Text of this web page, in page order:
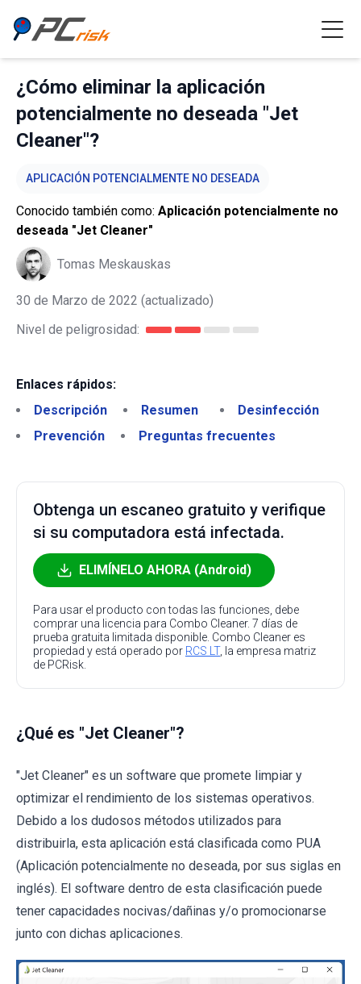
¿Cómo eliminar la aplicación
potencialmente no deseada "Jet
Cleaner"?
APLICACIÓN POTENCIALMENTE NO DESEADA
Conocido también como: Aplicación potencialmente no
deseada "Jet Cleaner"
Tomas Meskauskas
30 de Marzo de 2022 (actualizado)
Nivel de peligrosidad:
Enlaces rápidos:
Descripción
Resumen
Desinfección
Prevención
Preguntas frecuentes
Obtenga un escaneo gratuito y verifique
si su computadora está infectada.
ELIMÍNELO AHORA (Android)
Para usar el producto con todas las funciones, debe
comprar una licencia para Combo Cleaner. 7 días de
prueba gratuita limitada disponible. Combo Cleaner es
propiedad y está operado por RCS LT, la empresa matriz
de PCRisk.
¿Qué es "Jet Cleaner"?
"Jet Cleaner" es un software que promete limpiar y
optimizar el rendimiento de los sistemas operativos.
Debido a los dudosos métodos utilizados para
distribuirla, esta aplicación está clasificada como PUA
(Aplicación potencialmente no deseada, por sus siglas en
inglés). El software dentro de esta clasificación puede
tener capacidades nocivas/dañinas y/o promocionarse
junto con dichas aplicaciones.